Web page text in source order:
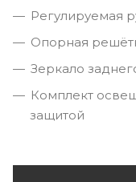
Регулируемая
Опорная
Зеркало
Комплект
защитой